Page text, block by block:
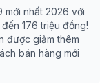
mới nhất 2026 với
176 triệu đồng!
được giảm thêm
bán hàng mới